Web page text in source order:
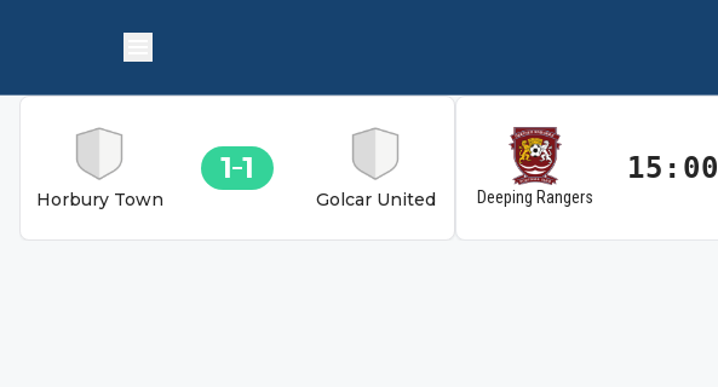
Horbury Town
1 1
Golcar United Deeping Rangers
15:00